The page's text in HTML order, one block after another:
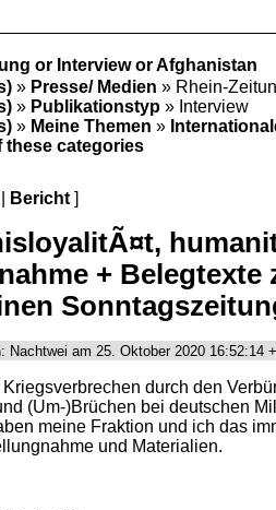
or Interview or Afghanistan
» Presse/ Medien » Rhein-
» Publikationstyp » Interview
» Meine Themen »
these categories
Bericht ]
+
Nachtwei am 25. Oktober 2020 16:52:14
durch den
(Um-)Brüchen bei deutschen
meine Fraktion und ich das
und Materialien.